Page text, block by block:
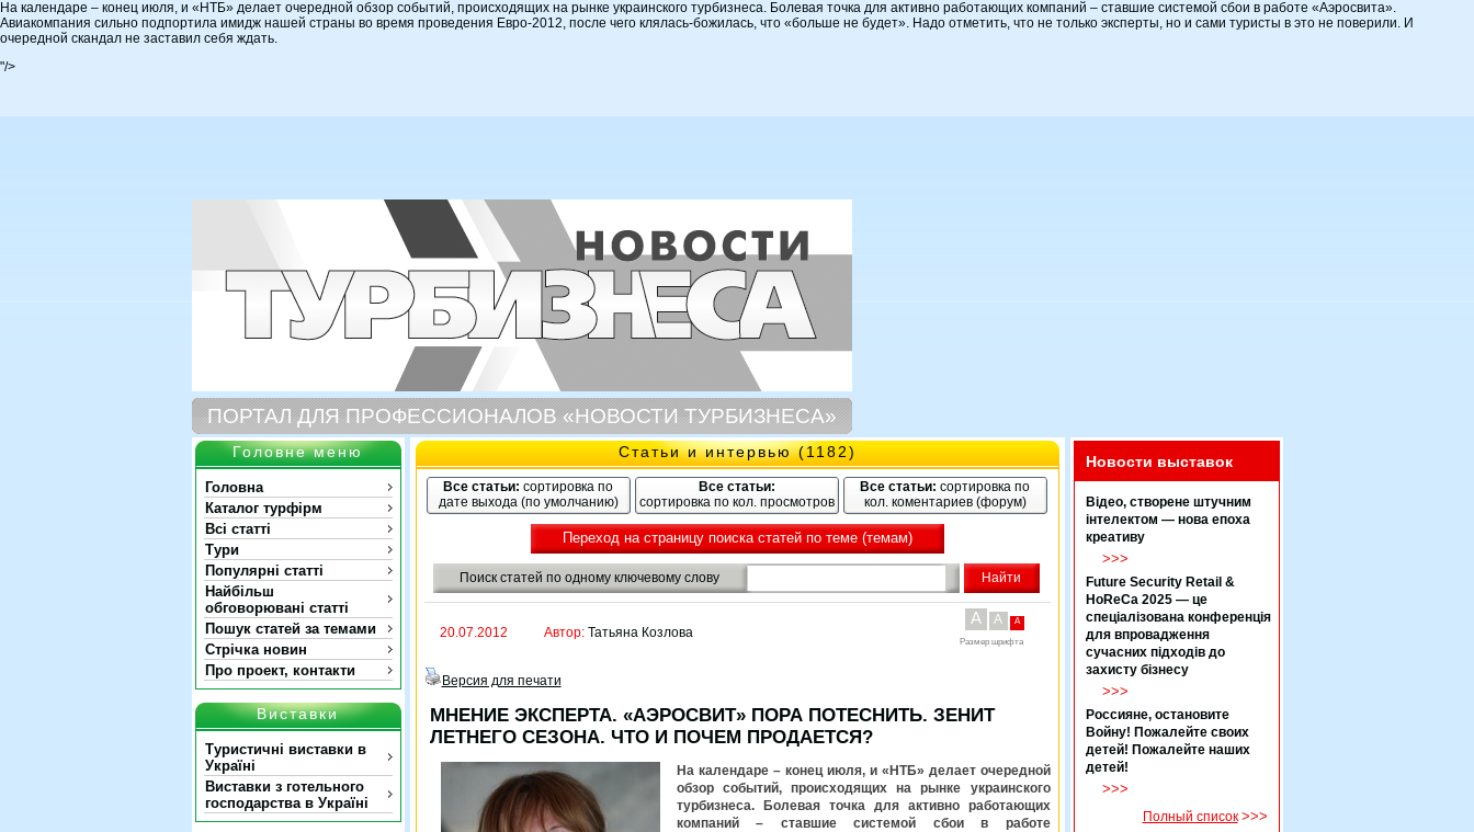
На календаре – конец июля, и «НТБ» делает очередной обзор событий, происходящих на рынке украинского турбизнеса. Болевая точка для активно работающих компаний – ставшие системой сбои в работе «Аэросвита».
Авиакомпания сильно подпортила имидж нашей страны во время проведения Евро-2012, после чего клялась-божилась, что «больше не будет». Надо отметить, что не только эксперты, но и сами туристы в это не поверили. И
очередной скандал не заставил себя ждать.
"/>
ПОРТАЛ ДЛЯ ПРОФЕССИОНАЛОВ «НОВОСТИ ТУРБИЗНЕСА»
Головне меню
Головна
Каталог турфірм
Всі статті
Тури
Популярні статті
Найбільш
обговорювані статті
Пошук статей за темами
Стрічка новин
Про проект, контакти
Виставки
Туристичні виставки в
Україні
Виставки з готельного
господарства в Україні
Статьи и интервью (1182)
Все статьи: сортировка по
дате выхода (по умолчанию)
Все статьи:
сортировка по кол. просмотров
Все статьи: сортировка по
кол. коментариев (форум)
Переход на страницу поиска статей по теме (темам)
Поиск статей по одному ключевому слову
20.07.2012 Автор: Татьяна Козлова
A A A
Размер шрифта
Версия для печати
МНЕНИЕ ЭКСПЕРТА. «АЭРОСВИТ» ПОРА ПОТЕСНИТЬ. ЗЕНИТ
ЛЕТНЕГО СЕЗОНА. ЧТО И ПОЧЕМ ПРОДАЕТСЯ?
На календаре – конец июля, и «НТБ» делает очередной
обзор событий, происходящих на рынке украинского
турбизнеса. Болевая точка для активно работающих
компаний – ставшие системой сбои в работе
Новости выставок
Відео, створене штучним
інтелектом — нова епоха
креативу
>>>
Future Security Retail &
HoReCa 2025 — це
спеціалізована конференція
для впровадження
сучасних підходів до
захисту бізнесу
>>>
Россияне, остановите
Войну! Пожалейте своих
детей! Пожалейте наших
детей!
>>>
Полный список >>>